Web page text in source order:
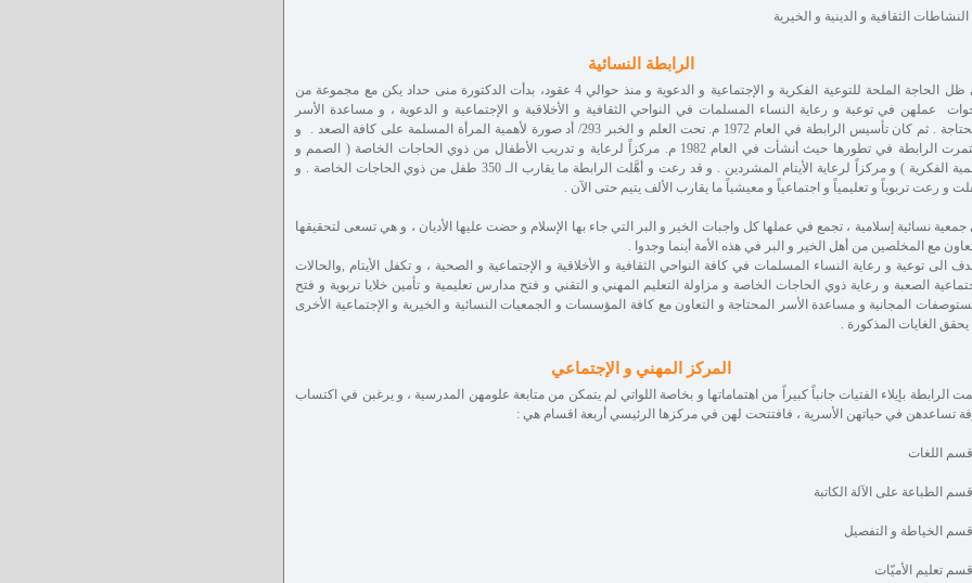
النشاطات الثقافية و الدينية و الخيرية
الرابطة النسائية
في ظل الحاجة الملحة للتوعية الفكرية و الإجتماعية و الدعوية و منذ حوالي 4 عقود، بدأت الدكتورة منى حداد يكن مع مجموعة من
عملهن في توعية و رعاية النساء المسلمات في النواحي الثقافية و الأخلاقية و الإجتماعية و الدعوية ، و مساعدة الأسر
المحتاجة . ثم كان تأسيس الرابطة في العام 1972 م. تحت العلم و الخبر 293/ أد صورة لأهمية المرأة المسلمة على كافة الصعد . و
استمرت الرابطة في تطورها حيث أنشأت في العام 1982 م. مركزاً لرعاية و تدريب الأطفال من ذوي الحاجات الخاصة ( الصمم و
التنمية الفكرية ) و مركزاً لرعاية الأيتام المشردين . و قد رعت و أهَّلت الرابطة ما يقارب الـ 350 طفل من ذوي الحاجات الخاصة . و
و رعت تربوياً و تعليمياً و اجتماعياً و معيشياً ما يقارب الألف يتيم حتى الآن .
نسائية إسلامية ، تجمع في عملها كل واجبات الخير و البر التي جاء بها الإسلام و حضت عليها الأديان ، و هي تسعى لتحقيقها
مع المخلصين من أهل الخير و البر في هذه الأمة أينما وجدوا .
الى توعية و رعاية النساء المسلمات في كافة النواحي الثقافية و الأخلاقية و الإجتماعية و الصحية ، و تكفل الأيتام ,والحالات
الصعبة و رعاية ذوي الحاجات الخاصة و مزاولة التعليم المهني و التقني و فتح مدارس تعليمية و تأمين خلايا تربوية و فتح
المجانية و مساعدة الأسر المحتاجة و التعاون مع كافة المؤسسات و الجمعيات النسائية و الخيرية و الإجتماعية الأخرى
يحقق الغايات المذكورة .
المركز المهني و الإجتماعي
الرابطة بإيلاء الفتيات جانباً كبيراً من اهتماماتها و بخاصة اللواتي لم يتمكن من متابعة علومهن المدرسية ، و يرغبن في اكتساب
تساعدهن في حياتهن الأسرية ، فافتتحت لهن في مركزها الرئيسي أربعة اقسام هي :